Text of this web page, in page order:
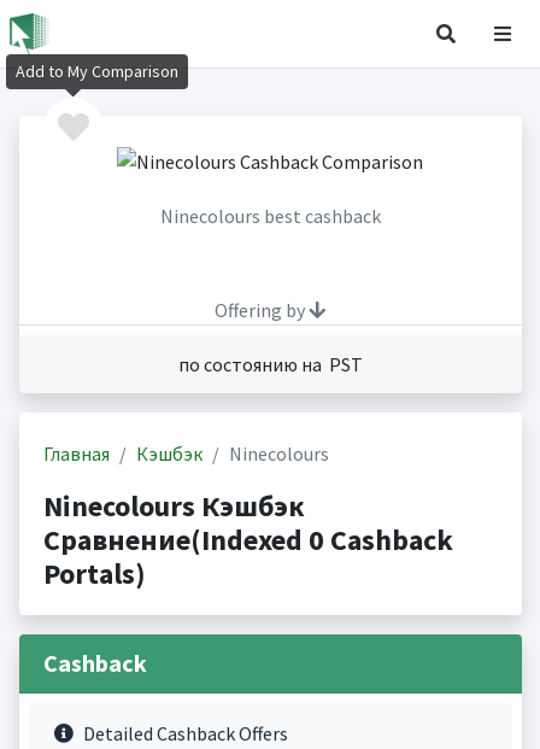
Ninecolours best cashback
Offering by
по состоянию на PST
Главная Кэшбэк Ninecolours
Ninecolours Кэшбэк
Сравнение(Indexed 0 Cashback
Portals)
Cashback
Detailed Cashback Offers
Add to My Comparison